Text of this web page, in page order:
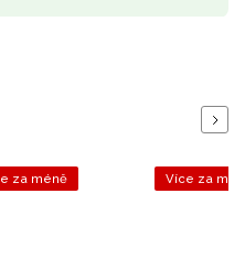
za méně Více za
Next